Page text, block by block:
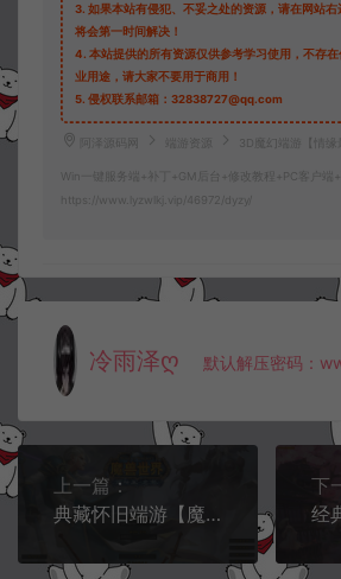
3. 如果本站有侵犯、不妥之处的资源，请在网站右
将会第一时间解决！
4. 本站提供的所有资源仅供参考学习使用，不存
业用途，请大家不要用于商用！
5. 侵权联系邮箱：32838727@qq.com
阿泽源码网 端游资源 3D魔幻端游【情缘
Win一键服务端+补丁+GM后台+修改教程+PC客户端
https://www.lyzwlkj.vip/46972/dyzy/
冷雨泽ღ 默认解压密码：
上一篇：
典藏怀旧端游【魔兽世界335玛丽时运魔兽】4月最新整理Win一键服务端+网页注册+GM指令教程+PC客户端+详细搭建教程
下